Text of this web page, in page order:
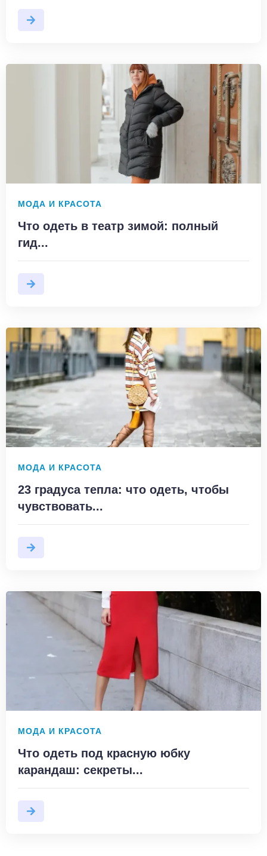
МОДА И КРАСОТА
Что одеть в театр зимой: полный
гид...
МОДА И КРАСОТА
23 градуса тепла: что одеть, чтобы
чувствовать...
МОДА И КРАСОТА
Что одеть под красную юбку
карандаш: секреты...